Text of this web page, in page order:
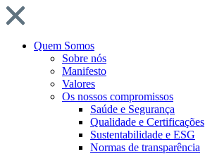
Quem Somos
Sobre nós
Manifesto
Valores
Os nossos compromissos
Saúde e Segurança
Qualidade e Certificações
Sustentabilidade e ESG
Normas de transparência